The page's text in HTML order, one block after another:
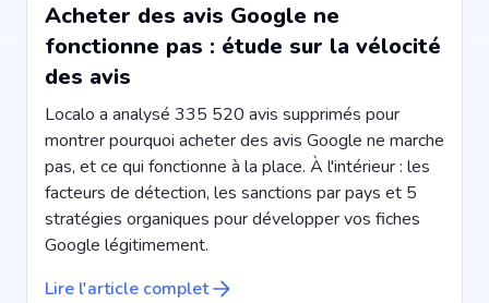
Acheter des avis Google ne
fonctionne pas : étude sur la vélocité
des avis
Localo a analysé 335 520 avis supprimés pour
montrer pourquoi acheter des avis Google ne marche
pas, et ce qui fonctionne à la place. À l'intérieur : les
facteurs de détection, les sanctions par pays et 5
stratégies organiques pour développer vos fiches
Google légitimement.
Lire l'article complet